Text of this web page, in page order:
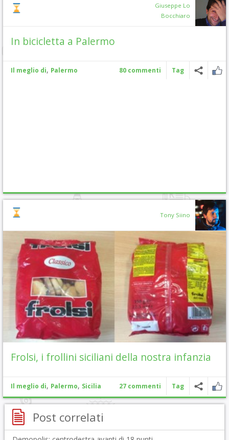
Giuseppe Lo
Bocchiaro
In bicicletta a Palermo
Il meglio di, Palermo 80 commenti Tag
Tony Siino
Frolsi, i frollini siciliani della nostra infanzia
Il meglio di, Palermo, Sicilia 27 commenti Tag
Post correlati